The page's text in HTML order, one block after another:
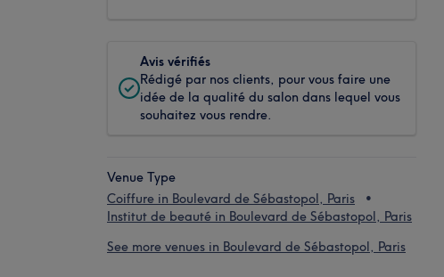
Avis vérifiés
Rédigé par nos clients, pour vous faire une
idée de la qualité du salon dans lequel vous
souhaitez vous rendre.
Venue Type
Coiffure in Boulevard de Sébastopol, Paris
Institut de beauté in Boulevard de Sébastopol, Paris
See more venues in Boulevard de Sébastopol, Paris